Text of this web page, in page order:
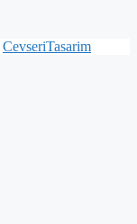
CevseriTasarim